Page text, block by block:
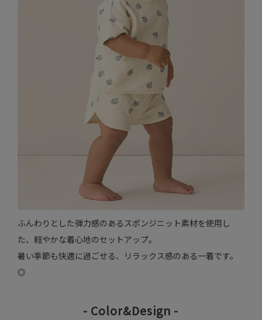
ふんわりとした弾力感のあるスポンジニット素材を使用し
た、軽やかな着心地のセットアップ。
暑い季節も快適に過ごせる、リラックス感のある一着です。
◎
- Color&Design -